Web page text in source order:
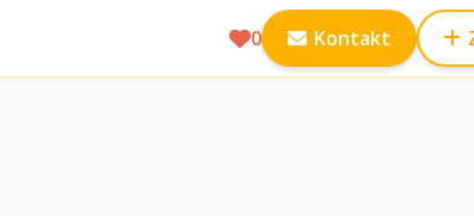
0 Kontakt